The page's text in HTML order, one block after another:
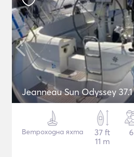
Jeanneau Sun Odyssey 37.1
Ветроходна яхта
37 ft
11 m
6